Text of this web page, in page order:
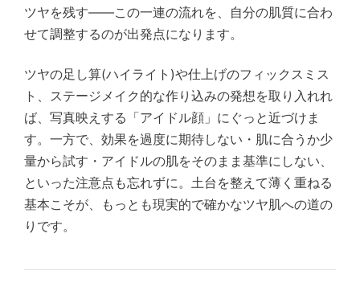
ツヤを残す——この一連の流れを、自分の肌質に合わ
せて調整するのが出発点になります。
ツヤの足し算(ハイライト)や仕上げのフィックスミス
ト、ステージメイク的な作り込みの発想を取り入れれ
ば、写真映えする「アイドル顔」にぐっと近づけま
す。一方で、効果を過度に期待しない・肌に合うか少
量から試す・アイドルの肌をそのまま基準にしない、
といった注意点も忘れずに。土台を整えて薄く重ねる
基本こそが、もっとも現実的で確かなツヤ肌への道の
りです。